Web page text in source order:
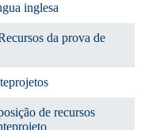
inglesa
da prova de
de recursos